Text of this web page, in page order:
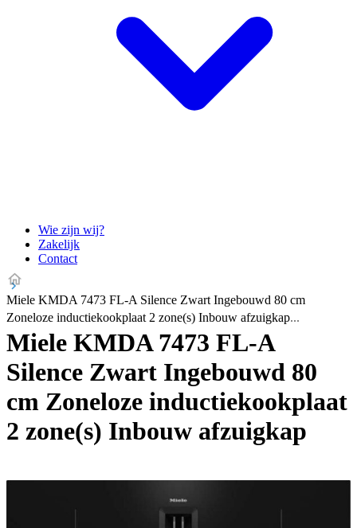
Wie zijn wij?
Zakelijk
Contact
Miele KMDA 7473 FL-A Silence Zwart Ingebouwd 80 cm
Zoneloze inductiekookplaat 2 zone(s) Inbouw afzuigkap
Miele KMDA 7473 FL-A
Silence Zwart Ingebouwd 80
cm Zoneloze inductiekookplaat
2 zone(s) Inbouw afzuigkap